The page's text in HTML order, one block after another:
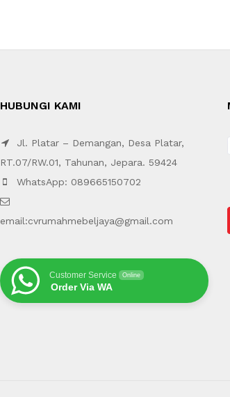
HUBUNGI KAMI
Jl. Platar – Demangan, Desa Platar,
RT.07/RW.01, Tahunan, Jepara. 59424
WhatsApp: 089665150702
email:cvrumahmebeljaya@gmail.com
Customer Service Online
Order Via WA